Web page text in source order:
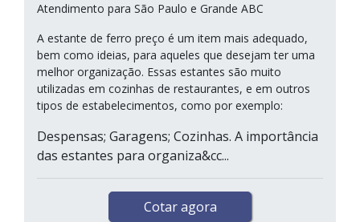
Atendimento para São Paulo e Grande ABC
A estante de ferro preço é um item mais adequado,
bem como ideias, para aqueles que desejam ter uma
melhor organização. Essas estantes são muito
utilizadas em cozinhas de restaurantes, e em outros
tipos de estabelecimentos, como por exemplo:
Despensas; Garagens; Cozinhas. A importância
das estantes para organiza&cc...
Cotar agora